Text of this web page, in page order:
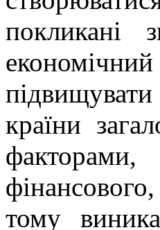
покликані
підвищувати
країни
тому